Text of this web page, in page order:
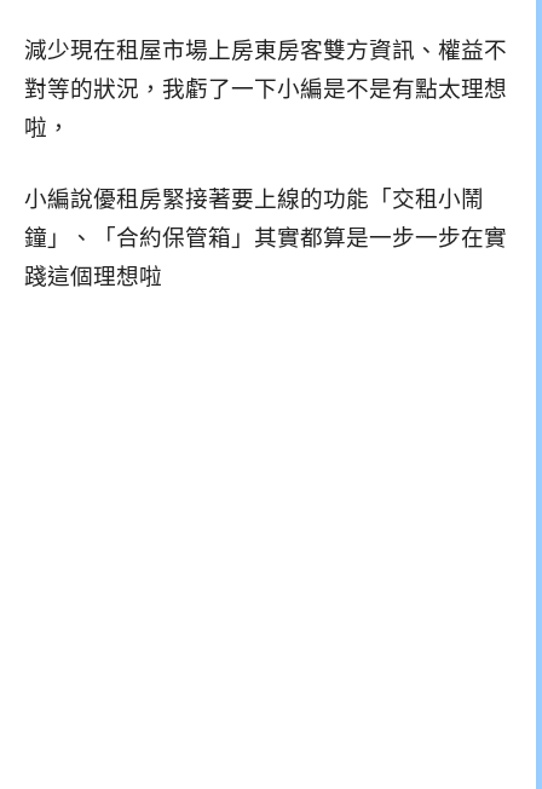
減少現在租屋市場上房東房客雙方資訊、權益不
對等的狀況，我虧了一下小編是不是有點太理想
啦，
小編說優租房緊接著要上線的功能「交租小鬧
鐘」、「合約保管箱」其實都算是一步一步在實
踐這個理想啦